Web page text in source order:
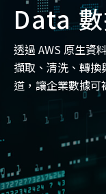
Data
透過 AWS 原生資
擷取、清洗、轉
道，讓企業數據可